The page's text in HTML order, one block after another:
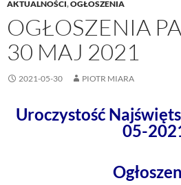
AKTUALNOŚCI,OGŁOSZENIA
OGŁOSZENIA
30 MAJ 2021
2021-05-30 PIOTR MIARA
Uroczystość
05-